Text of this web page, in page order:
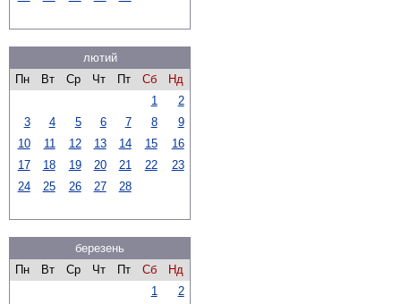
лютий
Пн
Вт Ср Чт Пт Сб
Нд
1
2
3
4 5 6 7 8
9
10
11 12 13 14 15
16
17
18 19 20 21 22
23
24
25 26 27 28
березень
Пн
Вт Ср Чт Пт Сб
Нд
1
2